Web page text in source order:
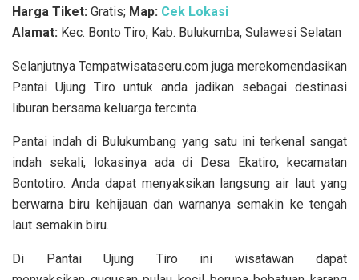
Harga Tiket: Gratis; Map: Cek Lokasi
Alamat: Kec. Bonto Tiro, Kab. Bulukumba, Sulawesi Selatan
Selanjutnya Tempatwisataseru.com juga merekomendasikan
Pantai Ujung Tiro untuk anda jadikan sebagai destinasi
liburan bersama keluarga tercinta.
Pantai indah di Bulukumbang yang satu ini terkenal sangat
indah sekali, lokasinya ada di Desa Ekatiro, kecamatan
Bontotiro. Anda dapat menyaksikan langsung air laut yang
berwarna biru kehijauan dan warnanya semakin ke tengah
laut semakin biru.
Di Pantai Ujung Tiro ini wisatawan dapat